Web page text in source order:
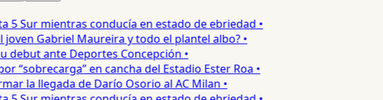
Sur mientras conducía en estado de ebriedad •
Gabriel Maureira y todo el plantel albo? •
ante Deportes Concepción •
en cancha del Estadio Ester Roa •
la llegada de Darío Osorio al AC Milan •